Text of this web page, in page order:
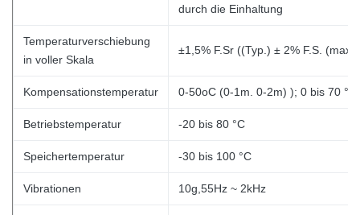
durch die Einhaltung
Temperaturverschiebung
in voller Skala
±1,5% F.Sr ((Typ.) ± 2% F.S. (max.)
Kompensationstemperatur 0-50oC (0-1m. 0-2m) ); 0 bis 70 °C
Betriebstemperatur -20 bis 80 °C
Speichertemperatur -30 bis 100 °C
Vibrationen 10g,55Hz ~ 2kHz